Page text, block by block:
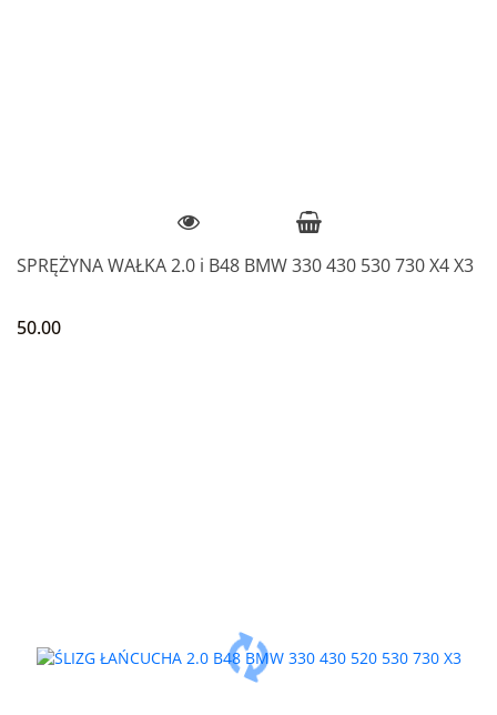
SPRĘŻYNA WAŁKA 2.0 i B48 BMW 330 430 530 730 X4 X3
50.00